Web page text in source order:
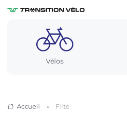
Vélos
Accueil Flite